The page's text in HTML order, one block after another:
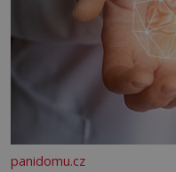
panidomu.cz